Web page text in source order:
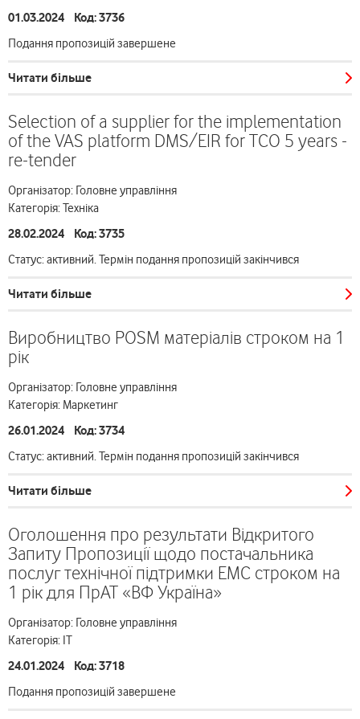
01.03.2024 Код: 3736
Подання пропозицій завершене
Читати більше
Selection of a supplier for the implementation
of the VAS platform DMS/EIR for TСО 5 years -
re-tender
Організатор: Головне управління
Категорія: Техніка
28.02.2024 Код: 3735
Статус: активний. Термін подання пропозицій закінчився
Читати більше
Виробництво POSM матеріалів строком на 1
рік
Організатор: Головне управління
Категорія: Маркетинг
26.01.2024 Код: 3734
Статус: активний. Термін подання пропозицій закінчився
Читати більше
Оголошення про результати Відкритого
Запиту Пропозиції щодо постачальника
послуг технічної підтримки EMC строком на
1 рік для ПрАТ «ВФ Україна»
Організатор: Головне управління
Категорія: ІТ
24.01.2024 Код: 3718
Подання пропозицій завершене